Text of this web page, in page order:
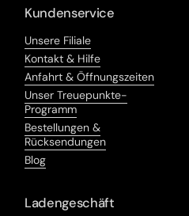
Kundenservice
Unsere Filiale
Kontakt & Hilfe
Anfahrt & Öffnungszeiten
Unser Treuepunkte-
Programm
Bestellungen &
Rücksendungen
Blog
Ladengeschäft